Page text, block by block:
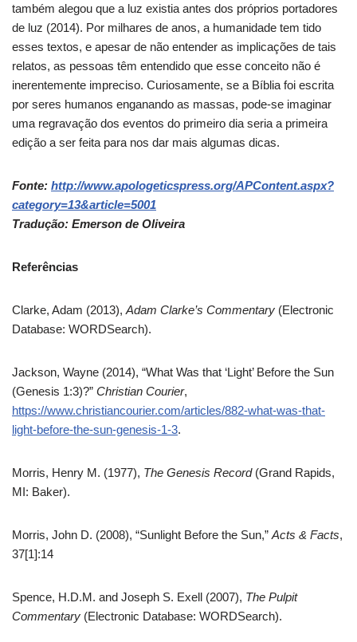
também alegou que a luz existia antes dos próprios portadores
de luz (2014). Por milhares de anos, a humanidade tem tido
esses textos, e apesar de não entender as implicações de tais
relatos, as pessoas têm entendido que esse conceito não é
inerentemente impreciso. Curiosamente, se a Bíblia foi escrita
por seres humanos enganando as massas, pode-se imaginar
uma regravação dos eventos do primeiro dia seria a primeira
edição a ser feita para nos dar mais algumas dicas.
Fonte: http://www.apologeticspress.org/APContent.aspx?
category=13&article=5001
Tradução: Emerson de Oliveira
Referências
Clarke, Adam (2013), Adam Clarke’s Commentary (Electronic
Database: WORDSearch).
Jackson, Wayne (2014), “What Was that ‘Light’ Before the Sun
(Genesis 1:3)?” Christian Courier,
https://www.christiancourier.com/articles/882-what-was-that-
light-before-the-sun-genesis-1-3.
Morris, Henry M. (1977), The Genesis Record(Grand Rapids,
MI: Baker).
Morris, John D. (2008), “Sunlight Before the Sun,” Acts & Facts,
37[1]:14
Spence, H.D.M. and Joseph S. Exell (2007), The Pulpit
Commentary (Electronic Database: WORDSearch).